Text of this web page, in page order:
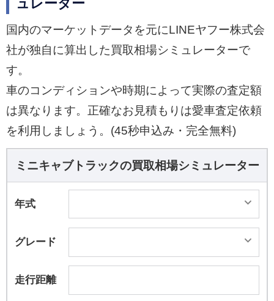
ュレーター
国内のマーケットデータを元にLINEヤフー株式会
社が独自に算出した買取相場シミュレーターで
す。
車のコンディションや時期によって実際の査定額
は異なります。正確なお見積もりは愛車査定依頼
を利用しましょう。(45秒申込み・完全無料)
ミニキャブトラックの買取相場シミュレーター
年式
グレード
走行距離